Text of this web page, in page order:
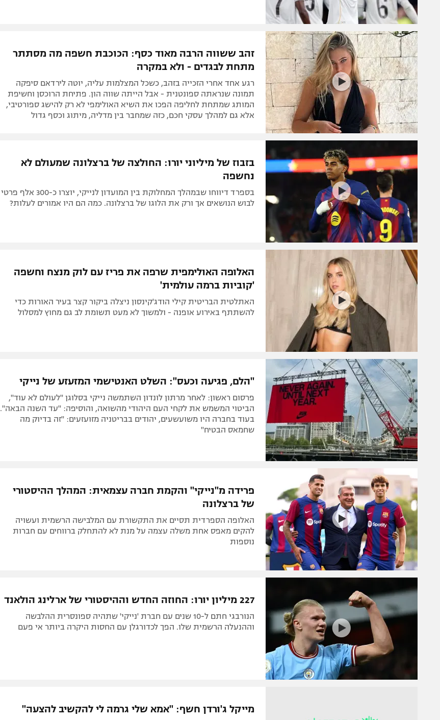
זהב ששווה הרבה מאוד כסף: הכוכבת חשפה מה מסתתר
מתחת לבגדים - ולא במקרה
רגע אחד אחרי הזכייה בזהב, כשכל המצלמות עליה, יוטה לירדאם סיפקה
תמונה שנראתה ספונטנית - אבל הייתה שווה הון. פתיחת הרוכסן וחשיפת
המותג שמתחת לחליפה הפכו את השיא האולימפי לא רק להישג ספורטיבי,
אלא גם למהלך עסקי חכם, כזה שמחבר בין מדליה, מיתוג וכסף גדול
בזבוז של מיליוני יורו: החולצה של ברצלונה שמעולם לא
נחשפה
בספרד דיווחו שבמהלך המחלוקת בין המועדון לנייקי, יוצרו כ-300 אלף פרטי
לבוש הנושאים אך ורק את הלוגו של ברצלונה. כמה הם היו אמורים לעלות?
האלופה האולימפית שרפה את פריז עם לוק מנצח וחשפה
'קוביות ברמה עולמית'
האתלטית הבריטית קילי הודג'קינסון ניצלה ביקור קצר בעיר האורות כדי
להשתתף באירוע אופנה - ולמשוך לא מעט תשומת לב גם מחוץ למסלול
"הלם, פגיעה וכעס": השלט האנטישמי המזעזע של נייקי
פרסום ראשון: לאחר מרתון לונדון השתמשה נייקי בסלוגן "לעולם לא עוד",
הביטוי המשמש את לקחי העם היהודי מהשואה, והוסיפה: "עד השנה הבאה".
בעוד בחברה היו משועשעים, יהודים בבריטניה מזועזעים: "זה בדיוק מה
שחמאס הבטיח"
פרידה מ"נייקי" והקמת חברה עצמאית: המהלך ההיסטורי
של ברצלונה
האלופה הספרדית תסיים את התקשורת עם המלבישה הרשמית ועשויה
להקים מאפס אחת משלה עצמה על מנת לא להתחלק ברווחים עם חברות
נוספות
227 מיליון יורו: החוזה החדש וההיסטורי של ארלינג הולאנד
הנורבגי חתם ל-10 שנים עם חברת 'נייקי' שתהיה ספונסרית ההלבשה
וההנעלה הרשמית שלו. הפך לכדורגלן עם החסות היקרה ביותר אי פעם
מייקל ג'ורדן חשף: "אמא שלי גרמה לי להקשיב להצעה"